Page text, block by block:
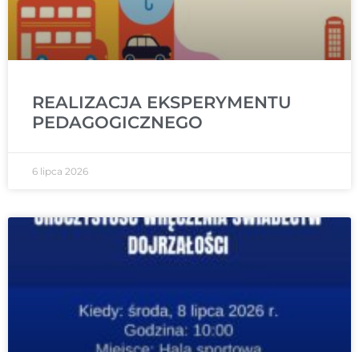
REALIZACJA EKSPERYMENTU
PEDAGOGICZNEGO
6 lipca 2026